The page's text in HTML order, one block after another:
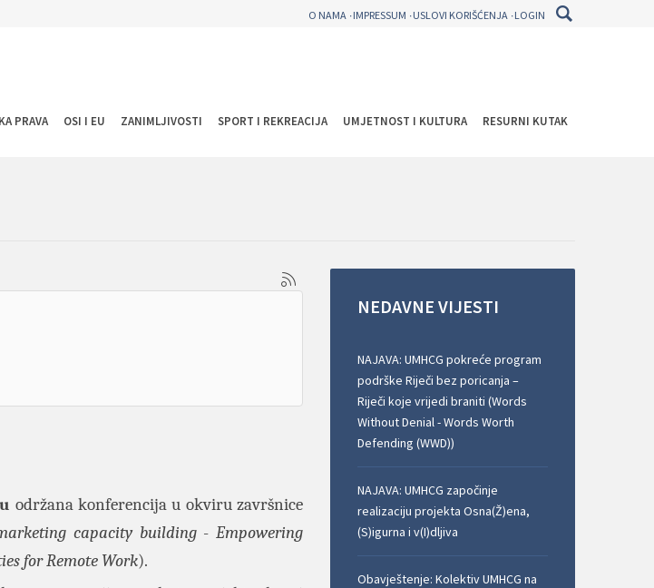
O NAMA IMPRESSUM USLOVI KORIŠĆENJA LOGIN
PRAVA OSI I EU ZANIMLJIVOSTI SPORT I REKREACIJA UMJETNOST I KULTURA RESURNI KUTAK
održana konferencija u okviru završnice
capacity building-Empowering
for Remote Work).
NEDAVNE VIJESTI
NAJAVA: UMHCG pokreće program
podrške Riječi bez poricanja –
Riječi koje vrijedi braniti (Words
Without Denial - Words Worth
Defending (WWD))
NAJAVA: UMHCG započinje
realizaciju projekta Osna(Ž)ena,
(S)igurna i v(I)dljiva
Obavještenje: Kolektiv UMHCG na